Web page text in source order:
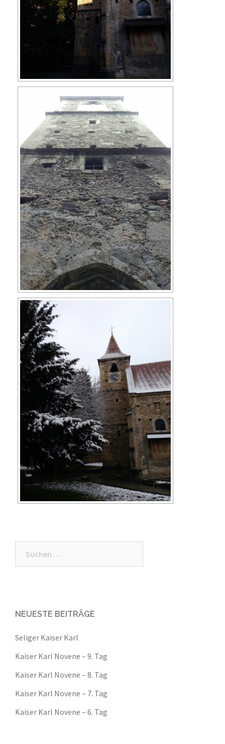
NEUESTE BEITRÄGE
Seliger Kaiser Karl
Kaiser Karl Novene – 9. Tag
Kaiser Karl Novene – 8. Tag
Kaiser Karl Novene – 7. Tag
Kaiser Karl Novene – 6. Tag